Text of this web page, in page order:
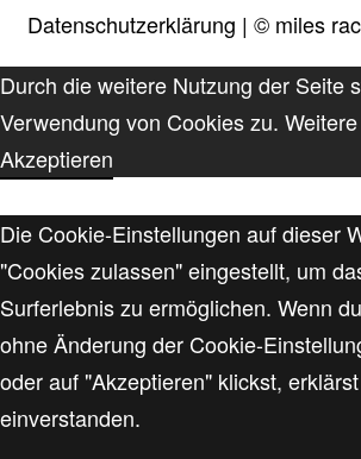
Datenschutzerklärung | © miles
Durch die weitere Nutzung der Seite
Verwendung von Cookies zu.
Akzeptieren
Die Cookie-Einstellungen auf dieser
"Cookies zulassen" eingestellt, um
Surferlebnis zu ermöglichen. Wenn
ohne Änderung der Cookie-
oder auf "Akzeptieren" klickst,
einverstanden.